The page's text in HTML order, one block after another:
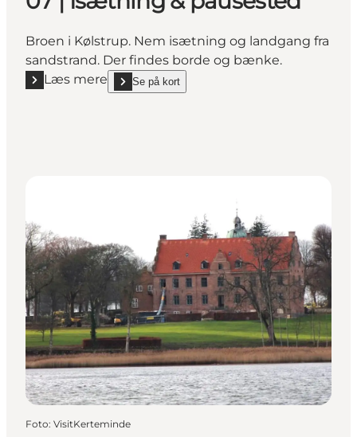
Broen i Kølstrup. Nem isætning og landgang fra
sandstrand. Der findes borde og bænke.
Læs mere
Læs mere "07 | Isætning & pausested"
Se på kort
show 07 | Isætning & pausested on_map
Foto: VisitKerteminde